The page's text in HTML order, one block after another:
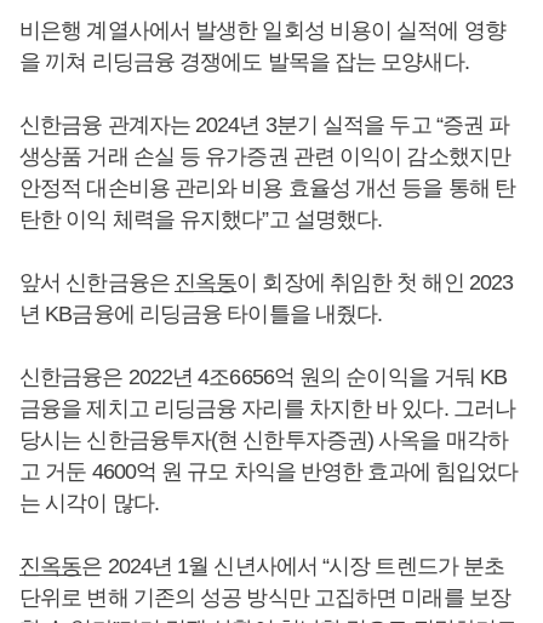
비은행 계열사에서 발생한 일회성 비용이 실적에 영향
을 끼쳐 리딩금융 경쟁에도 발목을 잡는 모양새다.
신한금융 관계자는 2024년 3분기 실적을 두고 “증권 파
생상품 거래 손실 등 유가증권 관련 이익이 감소했지만
안정적 대손비용 관리와 비용 효율성 개선 등을 통해 탄
탄한 이익 체력을 유지했다”고 설명했다.
앞서 신한금융은 진옥동이 회장에 취임한 첫 해인 2023
년 KB금융에 리딩금융 타이틀을 내줬다.
신한금융은 2022년 4조6656억 원의 순이익을 거둬 KB
금융을 제치고 리딩금융 자리를 차지한 바 있다. 그러나
당시는 신한금융투자(현 신한투자증권) 사옥을 매각하
고 거둔 4600억 원 규모 차익을 반영한 효과에 힘입었다
는 시각이 많다.
진옥동은 2024년 1월 신년사에서 “시장 트렌드가 분초
단위로 변해 기존의 성공 방식만 고집하면 미래를 보장